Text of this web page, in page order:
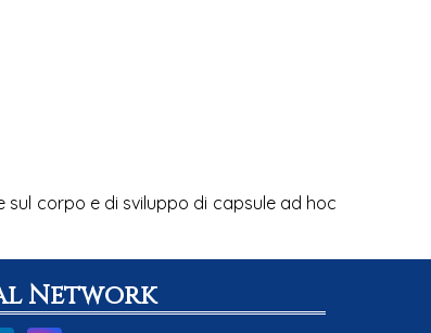
corpo e di sviluppo di capsule ad hoc
Network